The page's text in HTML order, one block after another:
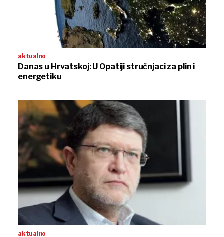
aktualno
Danas u Hrvatskoj: U Opatiji stručnjaci za plin i
energetiku
aktualno